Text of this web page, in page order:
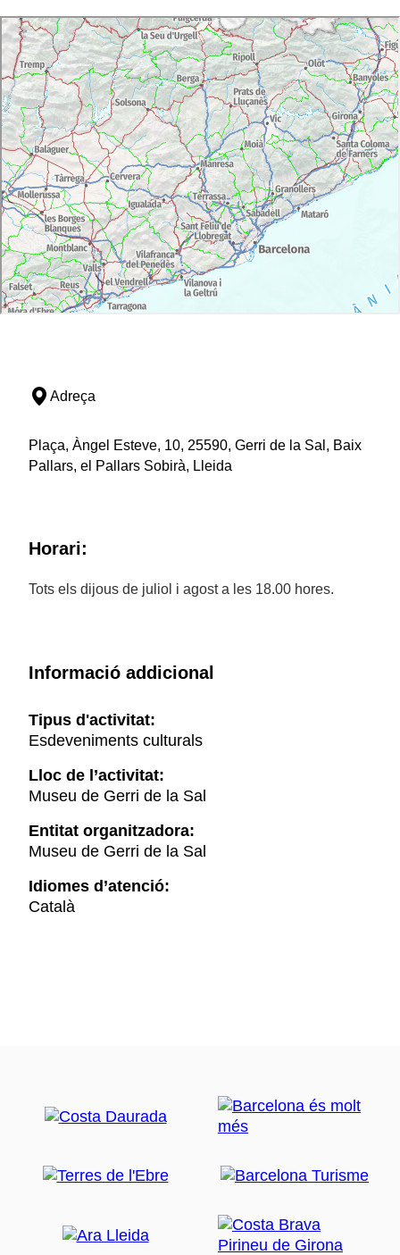
Adreça
Plaça, Àngel Esteve, 10, 25590, Gerri de la Sal, Baix
Pallars, el Pallars Sobirà, Lleida
Horari:
Tots els dijous de juliol i agost a les 18.00 hores.
Informació addicional
Tipus d'activitat:
Esdeveniments culturals
Lloc de l’activitat:
Museu de Gerri de la Sal
Entitat organitzadora:
Museu de Gerri de la Sal
Idiomes d’atenció:
Català